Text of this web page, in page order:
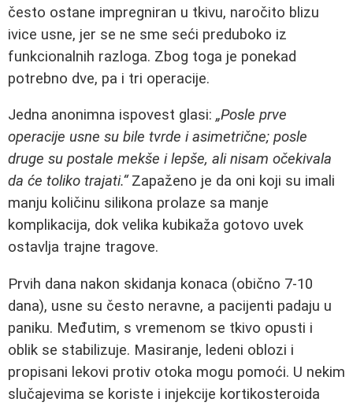
često ostane impregniran u tkivu, naročito blizu
ivice usne, jer se ne sme seći preduboko iz
funkcionalnih razloga. Zbog toga je ponekad
potrebno dve, pa i tri operacije.
Jedna anonimna ispovest glasi: „Posle prve
operacije usne su bile tvrde i asimetrične; posle
druge su postale mekše i lepše, ali nisam očekivala
da će toliko trajati.“Zapaženo je da oni koji su imali
manju količinu silikona prolaze sa manje
komplikacija, dok velika kubikaža gotovo uvek
ostavlja trajne tragove.
Prvih dana nakon skidanja konaca (obično 7-10
dana), usne su često neravne, a pacijenti padaju u
paniku. Međutim, s vremenom se tkivo opusti i
oblik se stabilizuje. Masiranje, ledeni oblozi i
propisani lekovi protiv otoka mogu pomoći. U nekim
slučajevima se koriste i injekcije kortikosteroida